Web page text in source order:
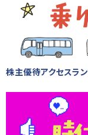
株主優待アクセスラ